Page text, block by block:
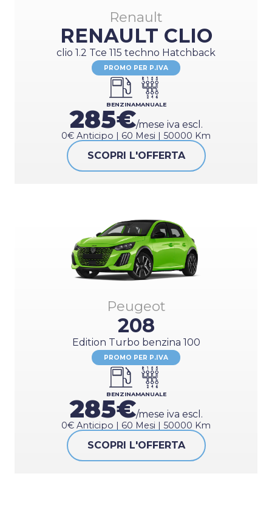
Renault
RENAULT CLIO
clio 1.2 Tce 115 techno Hatchback
PROMO PER P.IVA
BENZINAMANUALE
285€/mese iva escl.
0€ Anticipo | 60 Mesi | 50000 Km
SCOPRI L'OFFERTA
Peugeot
208
Edition Turbo benzina 100
PROMO PER P.IVA
BENZINAMANUALE
285€/mese iva escl.
0€ Anticipo | 60 Mesi | 50000 Km
SCOPRI L'OFFERTA